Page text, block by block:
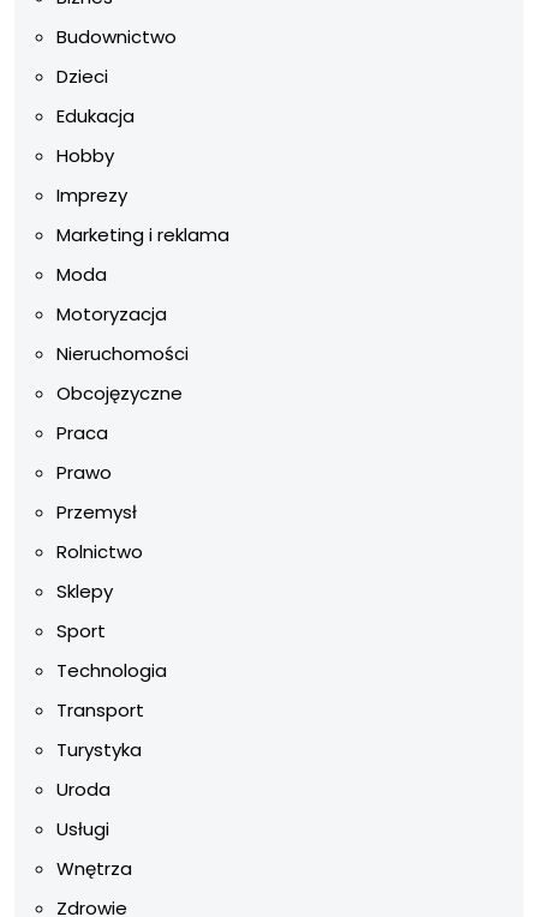
Budownictwo
Dzieci
Edukacja
Hobby
Imprezy
Marketing i reklama
Moda
Motoryzacja
Nieruchomości
Obcojęzyczne
Praca
Prawo
Przemysł
Rolnictwo
Sklepy
Sport
Technologia
Transport
Turystyka
Uroda
Usługi
Wnętrza
Zdrowie